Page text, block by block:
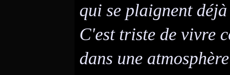
qui se plaignent
C'est triste de vivre
dans une